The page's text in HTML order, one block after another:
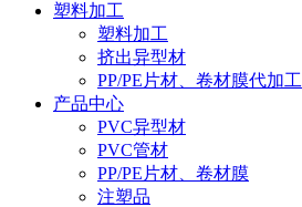
塑料加工
塑料加工
挤出异型材
PP/PE片材、卷材膜代加工
产品中心
PVC异型材
PVC管材
PP/PE片材、卷材膜
注塑品